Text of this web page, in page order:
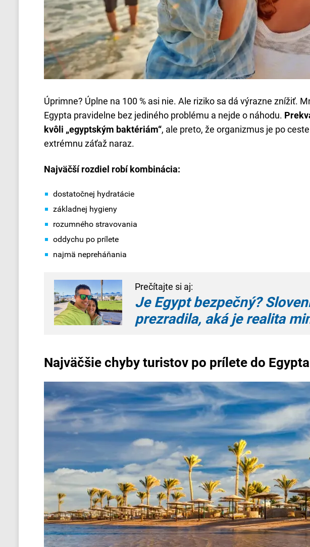
Úprimne? Úplne na 100 % asi nie. Ale riziko sa dá výrazne znížiť.
Egypta pravidelne bez jediného problému a nejde o náhodu.
kvôli „egyptským baktériám“, ale preto, že organizmus je po
extrémnu záťaž naraz.
Najväčší rozdiel robí kombinácia:
dostatočnej hydratácie
základnej hygieny
rozumného stravovania
oddychu po prílete
najmä nepreháňania
Prečítajte si aj:
Je Egypt bezpečný?
prezradila, aká je realita
Najväčšie chyby turistov po prílete do Egypta